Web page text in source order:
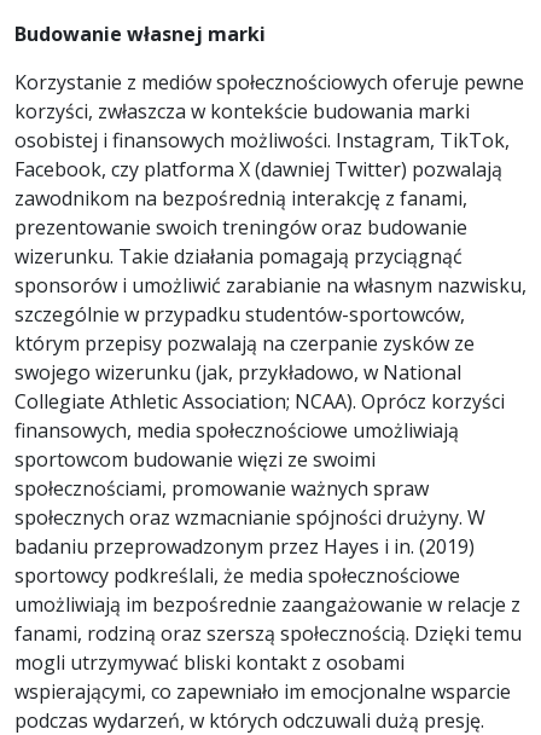
Budowanie własnej marki
Korzystanie z mediów społecznościowych oferuje pewne
korzyści, zwłaszcza w kontekście budowania marki
osobistej i finansowych możliwości. Instagram, TikTok,
Facebook, czy platforma X (dawniej Twitter) pozwalają
zawodnikom na bezpośrednią interakcję z fanami,
prezentowanie swoich treningów oraz budowanie
wizerunku. Takie działania pomagają przyciągnąć
sponsorów i umożliwić zarabianie na własnym nazwisku,
szczególnie w przypadku studentów-sportowców,
którym przepisy pozwalają na czerpanie zysków ze
swojego wizerunku (jak, przykładowo, w National
Collegiate Athletic Association; NCAA). Oprócz korzyści
finansowych, media społecznościowe umożliwiają
sportowcom budowanie więzi ze swoimi
społecznościami, promowanie ważnych spraw
społecznych oraz wzmacnianie spójności drużyny. W
badaniu przeprowadzonym przez Hayes i in. (2019)
sportowcy podkreślali, że media społecznościowe
umożliwiają im bezpośrednie zaangażowanie w relacje z
fanami, rodziną oraz szerszą społecznością. Dzięki temu
mogli utrzymywać bliski kontakt z osobami
wspierającymi, co zapewniało im emocjonalne wsparcie
podczas wydarzeń, w których odczuwali dużą presję.